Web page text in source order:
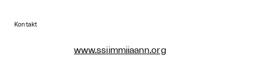
Kontakt
www.ssiimmiiaann.org